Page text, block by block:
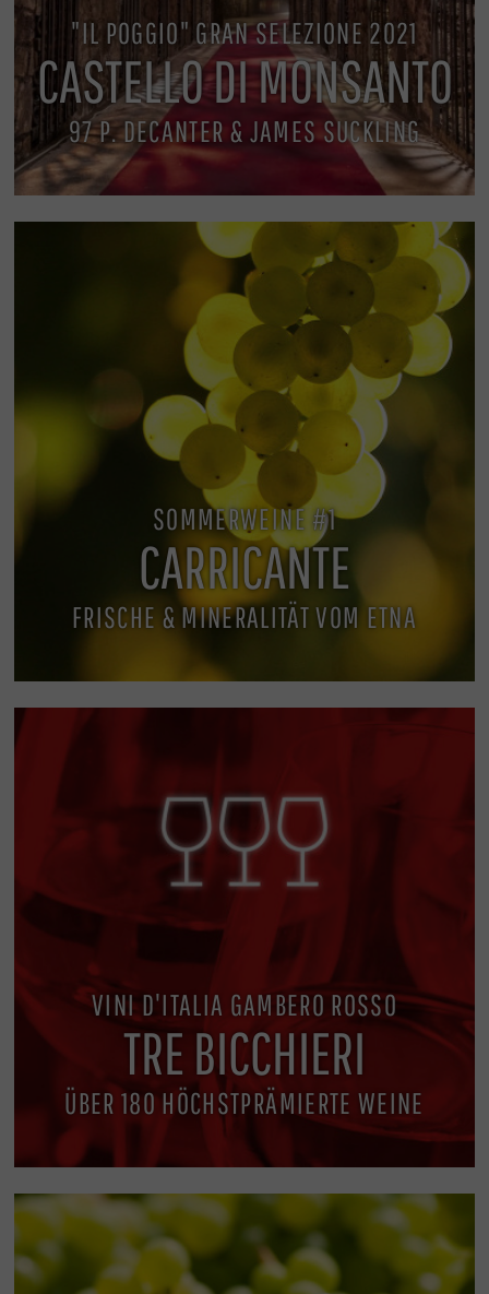
"IL POGGIO" GRAN SELEZIONE 2021
CASTELLO DI MONSANTO
97 P. DECANTER & JAMES SUCKLING
SOMMERWEINE #1
CARRICANTE
FRISCHE & MINERALITÄT VOM ETNA
VINI D'ITALIA GAMBERO ROSSO
TRE BICCHIERI
ÜBER 180 HÖCHSTPRÄMIERTE WEINE